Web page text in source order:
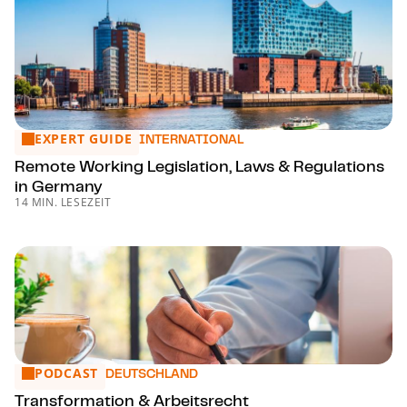
Remote Working Legislation, Laws & Regulations in
EXPERT GUIDE INTERNATIONAL
Remote Working Legislation, Laws & Regulations
in Germany
14 MIN. LESEZEIT
Trans­for­ma­ti­on & Arbeitsrecht
PODCAST DEUTSCHLAND
Trans­for­ma­ti­on & Arbeitsrecht